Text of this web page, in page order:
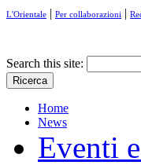
L'Orientale | Per collaborazioni |
Search this site:
Home
News
Eventi